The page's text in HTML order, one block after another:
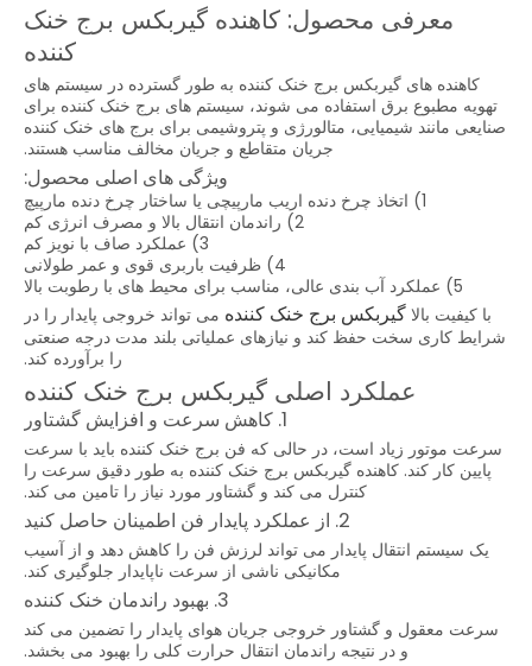
معرفی محصول: کاهنده گیربکس برج خنک
کننده
کاهنده های گیربکس برج خنک کننده به طور گسترده در سیستم های
تهویه مطبوع برق استفاده می شوند، سیستم های برج خنک کننده برای
صنایعی مانند شیمیایی، متالورژی و پتروشیمی برای برج های خنک کننده
جریان متقاطع و جریان مخالف مناسب هستند.
ویژگی های اصلی محصول:
1) اتخاذ چرخ دنده اریب مارپیچی یا ساختار چرخ دنده مارپیچ
2) راندمان انتقال بالا و مصرف انرژی کم
3) عملکرد صاف با نویز کم
4) ظرفیت باربری قوی و عمر طولانی
5) عملکرد آب بندی عالی، مناسب برای محیط های با رطوبت بالا
با کیفیت بالا گیربکس برج خنک کننده می تواند خروجی پایدار را در
شرایط کاری سخت حفظ کند و نیازهای عملیاتی بلند مدت درجه صنعتی
را برآورده کند.
عملکرد اصلی گیربکس برج خنک کننده
1. کاهش سرعت و افزایش گشتاور
سرعت موتور زیاد است، در حالی که فن برج خنک کننده باید با سرعت
پایین کار کند. کاهنده گیربکس برج خنک کننده به طور دقیق سرعت را
کنترل می کند و گشتاور مورد نیاز را تامین می کند.
2. از عملکرد پایدار فن اطمینان حاصل کنید
یک سیستم انتقال پایدار می تواند لرزش فن را کاهش دهد و از آسیب
مکانیکی ناشی از سرعت ناپایدار جلوگیری کند.
3. بهبود راندمان خنک کننده
سرعت معقول و گشتاور خروجی جریان هوای پایدار را تضمین می کند
و در نتیجه راندمان انتقال حرارت کلی را بهبود می بخشد.